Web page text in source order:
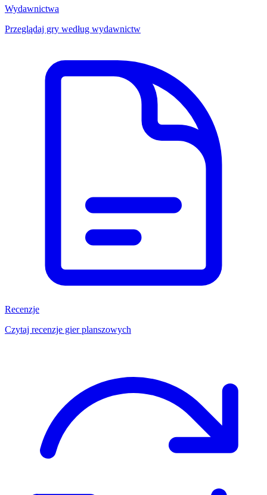
Wydawnictwa
Przeglądaj gry według wydawnictw
Recenzje
Czytaj recenzje gier planszowych